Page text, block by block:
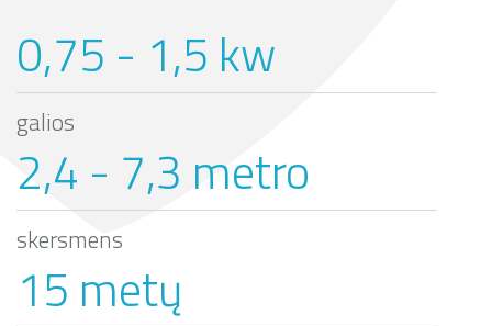
0,75 - 1,5 kw
galios
2,4 - 7,3 metro
skersmens
15 metų